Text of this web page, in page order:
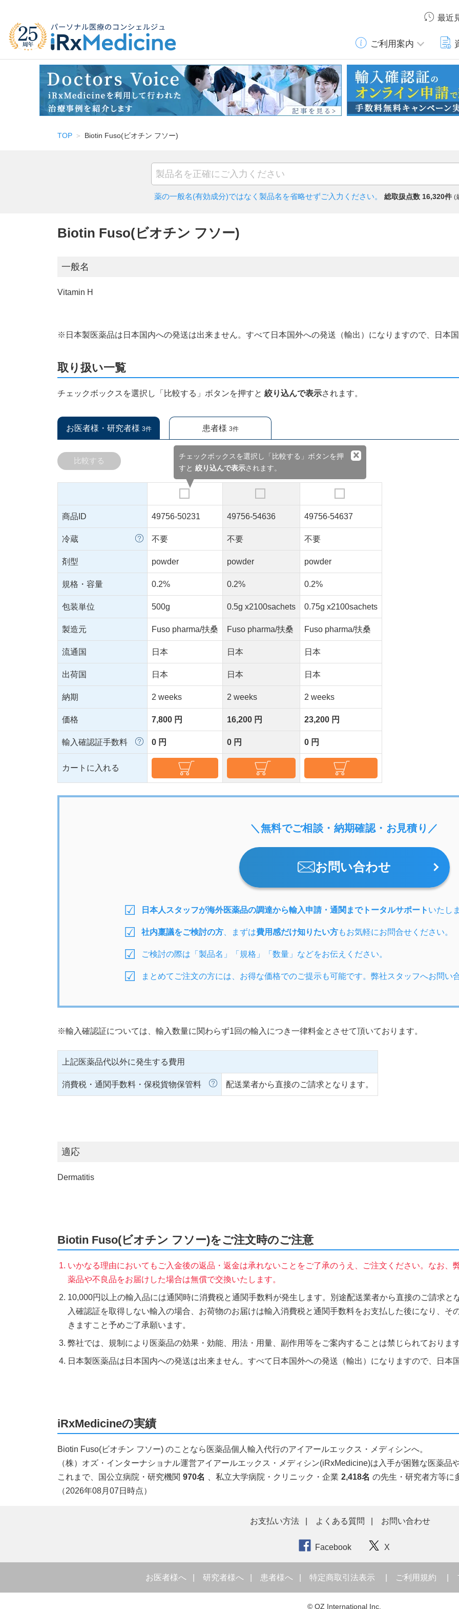
最近
ご利用案内
TOP Biotin Fuso(ビオチン フソー)
薬の一般名(有効成分)ではなく 製品名を省略せずご入力ください。 総取扱点数 16,320件 (
Biotin Fuso(ビオチン フソー)
一般名
Vitamin H
※日本製医薬品は日本国内への発送は出来ません。すべて日本国外への発送（輸出）になりますので、日本
取り扱い一覧
チェックボックスを選択し「比較する」ボタンを押すと絞り込んで表示されます。
お医者様・研究者様 3件 患者様 3件
チェックボックスを選択し「比較する」ボタンを押
すと絞り込んで表示されます。
×
比較する
商品ID 49756-50231 49756-54636 49756-54637
冷蔵 不要 不要 不要
剤型 powder powder powder
規格・容量 0.2% 0.2% 0.2%
包装単位 500g 0.5g x2100sachets 0.75g x2100sachets
製造元 Fuso pharma/扶桑 Fuso pharma/扶桑 Fuso pharma/扶桑
流通国 日本 日本 日本
出荷国 日本 日本 日本
納期 2 weeks 2 weeks 2 weeks
価格 7,800 円 16,200 円 23,200 円
輸入確認証手数料 0 円 0 円 0 円
カートに入れる
＼無料でご相談・納期確認・お見積り／
お問い合わせ
日本人スタッフが海外医薬品の調達から輸入申請・通関までトータルサポート いたし
社内稟議をご検討の方 、まずは費用感だけ知りたい方もお気軽にお問合せください。
ご検討の際は「製品名」「規格」「数量」などをお伝えください。
まとめてご注文の方には、お得な価格でのご提示も可能です。弊社スタッフへお問い
※輸入確認証については、輸入数量に関わらず1回の輸入につき一律料金とさせて頂いております。
上記医薬品代以外に発生する費用
消費税・通関手数料・保税貨物保管料 配送業者から直接のご請求となります。
適応
Dermatitis
Biotin Fuso(ビオチン フソー)をご注文時のご注意
いかなる理由においてもご入金後の返品・返金は承れないことをご了承のうえ、ご注文ください。なお、
薬品や不良品をお届けした場合は無償で交換いたします。
10,000円以上の輸入品には通関時に消費税と通関手数料が発生します。別途配送業者から直接のご請求
入確認証を取得しない輸入の場合、お荷物のお届けは輸入消費税と通関手数料をお支払した後になり、そ
きますこと予めご了承願います。
弊社では、規制により医薬品の効果・効能、用法・用量、副作用等をご案内することは禁じられておりま
日本製医薬品は日本国内への発送は出来ません。すべて日本国外への発送（輸出）になりますので、日本
iRxMedicineの実績
Biotin Fuso(ビオチン フソー) のことなら医薬品個人輸入代行のアイアールエックス・メディシンへ。
（株）オズ・インターナショナル運営アイアールエックス・メディシン(iRxMedicine)は入手が困難な医薬品
これまで、国公立病院・研究機関 970名 、私立大学病院・クリニック・企業 2,418名 の先生・研究者方等に
（2026年08月07日時点）
お支払い方法 よくある質問 お問い合わせ
Facebook X
お医者様へ 研究者様へ 患者様へ 特定商取引法表示 ご利用規約
© OZ International Inc.